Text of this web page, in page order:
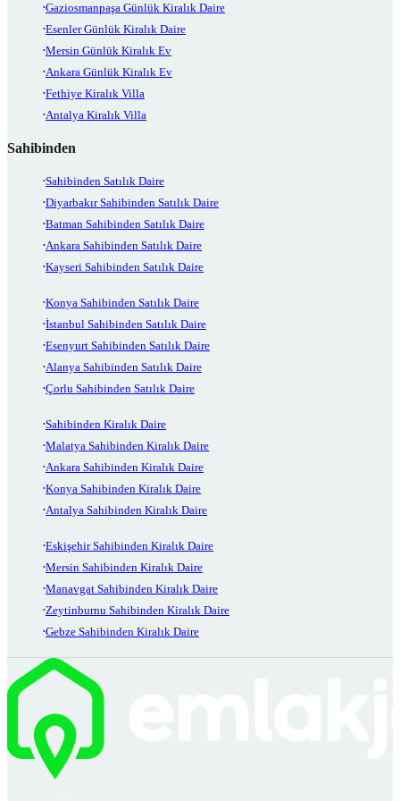
Gaziosmanpaşa Günlük Kiralık Daire
Esenler Günlük Kiralık Daire
Mersin Günlük Kiralık Ev
Ankara Günlük Kiralık Ev
Fethiye Kiralık Villa
Antalya Kiralık Villa
Sahibinden
Sahibinden Satılık Daire
Diyarbakır Sahibinden Satılık Daire
Batman Sahibinden Satılık Daire
Ankara Sahibinden Satılık Daire
Kayseri Sahibinden Satılık Daire
Konya Sahibinden Satılık Daire
İstanbul Sahibinden Satılık Daire
Esenyurt Sahibinden Satılık Daire
Alanya Sahibinden Satılık Daire
Çorlu Sahibinden Satılık Daire
Sahibinden Kiralık Daire
Malatya Sahibinden Kiralık Daire
Ankara Sahibinden Kiralık Daire
Konya Sahibinden Kiralık Daire
Antalya Sahibinden Kiralık Daire
Eskişehir Sahibinden Kiralık Daire
Mersin Sahibinden Kiralık Daire
Manavgat Sahibinden Kiralık Daire
Zeytinburnu Sahibinden Kiralık Daire
Gebze Sahibinden Kiralık Daire